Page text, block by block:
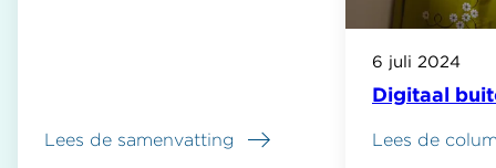
Lees de samenvatting
over
Digitaal
6 juli 2024
Lees de